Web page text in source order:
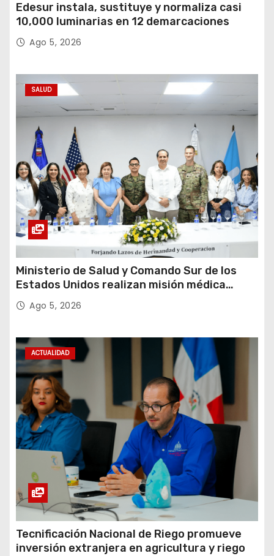
Edesur instala, sustituye y normaliza casi
10,000 luminarias en 12 demarcaciones
Ago 5, 2026
SALUD
Ministerio de Salud y Comando Sur de los
Estados Unidos realizan misión médica
Amistad 2026 en La Vega
Ago 5, 2026
ACTUALIDAD
Tecnificación Nacional de Riego promueve
inversión extranjera en agricultura y riego